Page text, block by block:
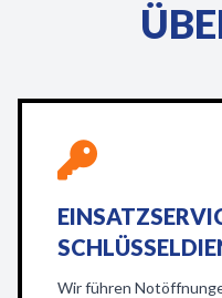
Wir führen